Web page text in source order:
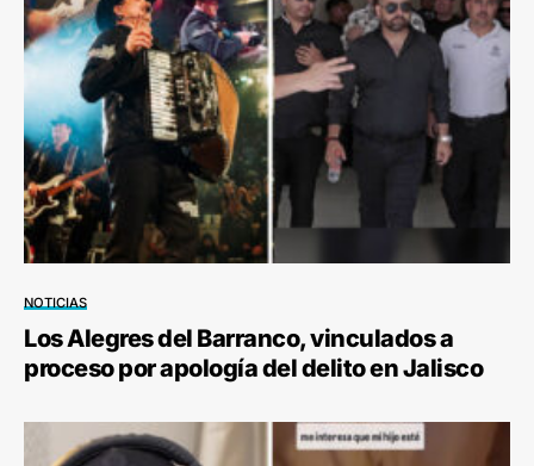
NOTICIAS
Los Alegres del Barranco, vinculados a
proceso por apología del delito en Jalisco